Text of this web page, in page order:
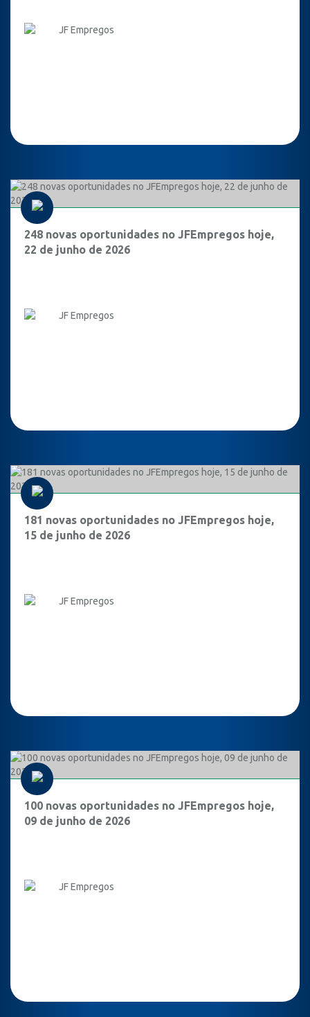
JF Empregos
248 novas oportunidades no JFEmpregos hoje,
22 de junho de 2026
JF Empregos
181 novas oportunidades no JFEmpregos hoje,
15 de junho de 2026
JF Empregos
100 novas oportunidades no JFEmpregos hoje,
09 de junho de 2026
JF Empregos